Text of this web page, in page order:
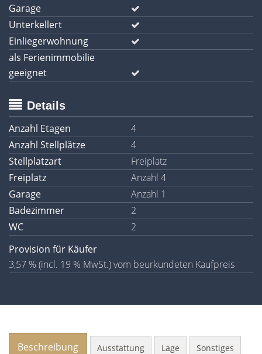
Garage
Unterkellert
Einliegerwohnung
als Ferienimmobilie
geeignet
Details
Anzahl Etagen
4
Anzahl Stellplätze
4
Stellplatzart
Freiplatz
Freiplatz
Anzahl 4
Garage
Anzahl 1
Badezimmer
2
WC
2
Provision für Käufer
3,57 % (incl. 19 % MwSt.) vom beurkundeten Kaufpreis
Beschreibung Ausstattung Lage Sonstiges